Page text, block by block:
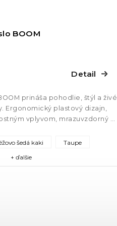
BOOM
Detail
prináša pohodlie, štýl a živé
Ergonomický plastový dizajn,
vplyvom, mrazuvzdorný a
šedá kaki Taupe
+ ďalšie